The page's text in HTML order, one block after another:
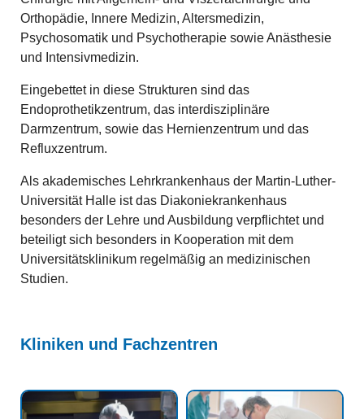
Orthopädie, Innere Medizin, Altersmedizin,
Psychosomatik und Psychotherapie sowie Anästhesie
und Intensivmedizin.
Eingebettet in diese Strukturen sind das
Endoprothetikzentrum, das interdisziplinäre
Darmzentrum, sowie das Hernienzentrum und das
Refluxzentrum.
Als akademisches Lehrkrankenhaus der Martin-Luther-
Universität Halle ist das Diakoniekrankenhaus
besonders der Lehre und Ausbildung verpflichtet und
beteiligt sich besonders in Kooperation mit dem
Universitätsklinikum regelmäßig an medizinischen
Studien.
Kliniken und Fachzentren